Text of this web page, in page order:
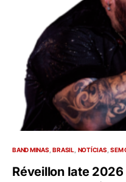
BAND MINAS BRASIL NOTÍCIAS SEM
Réveillon Iate